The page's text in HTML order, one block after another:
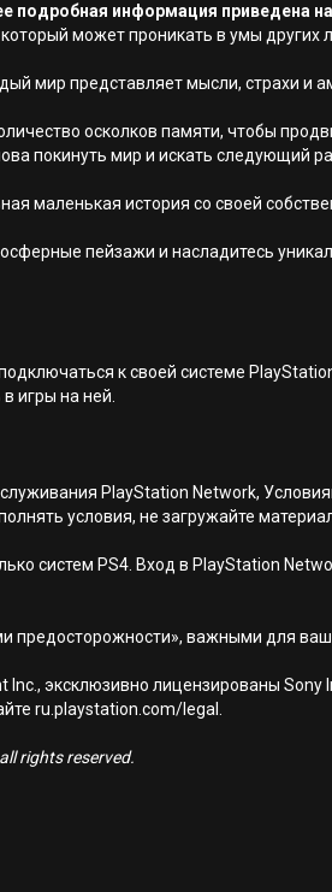
подробная информация приведена
может проникать в умы
мир представляет мысли, страхи и
осколков памяти, чтобы
покинуть мир и искать следующий
маленькая история со своей
пейзажи и насладитесь
к своей системе
игры на ней.
PlayStation Network,
условия, не загружайте
систем PS4. Вход в PlayStation
предосторожности», важными для
эксклюзивно лицензированы
ru.playstation.com/legal.
rights reserved.